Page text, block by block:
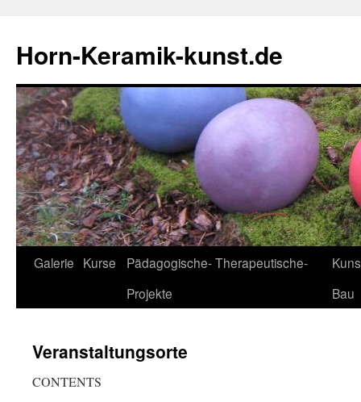
Horn-Keramik-kunst.de
Zum
Galerie Kurse
Pädagogische- Therapeutische-
Projekte
Bau
Veranstaltungsorte
CONTENTS